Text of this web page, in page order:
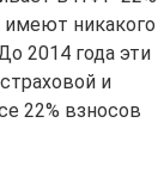
имеют никакого
2014 года эти
и
22% взносов